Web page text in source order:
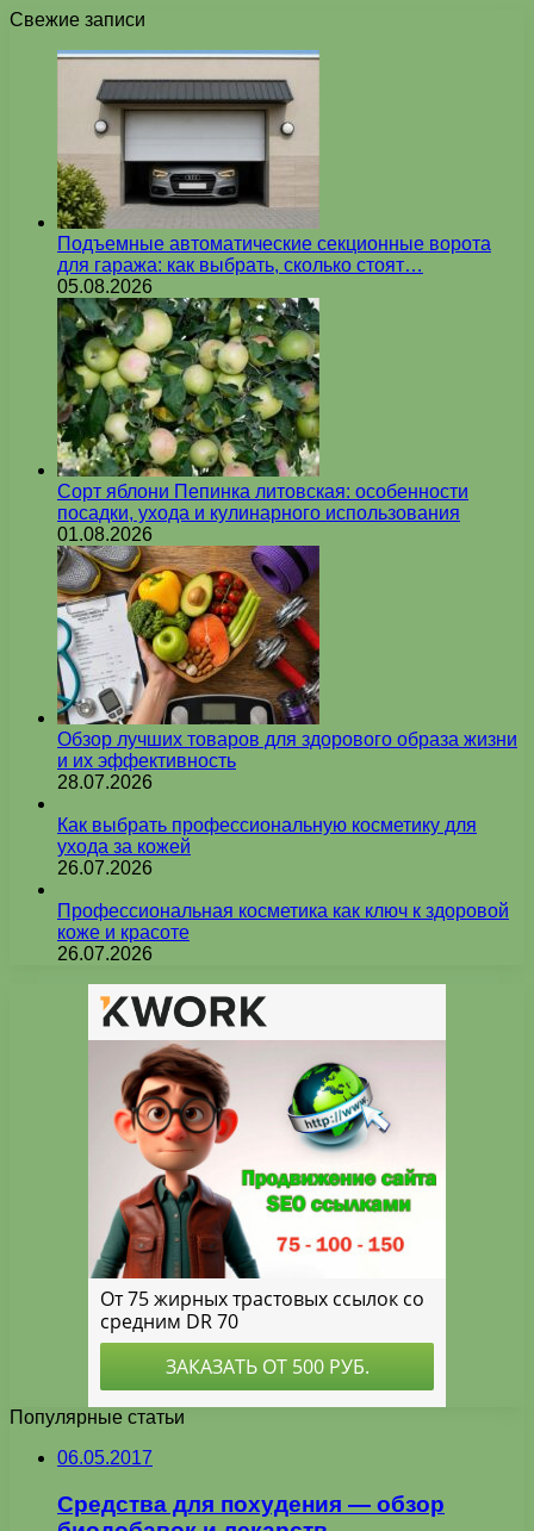
Свежие записи
Подъемные автоматические секционные ворота
для гаража: как выбрать, сколько стоят…
05.08.2026
Сорт яблони Пепинка литовская: особенности
посадки, ухода и кулинарного использования
01.08.2026
Обзор лучших товаров для здорового образа жизни
и их эффективность
28.07.2026
Как выбрать профессиональную косметику для
ухода за кожей
26.07.2026
Профессиональная косметика как ключ к здоровой
коже и красоте
26.07.2026
Популярные статьи
06.05.2017
Средства для похудения — обзор